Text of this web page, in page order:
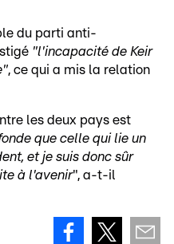
du parti anti-
"l'incapacité de Keir
, ce qui a mis la relation
les deux pays est
que celle qui lie un
et je suis donc sûr
à l'avenir", a-t-il